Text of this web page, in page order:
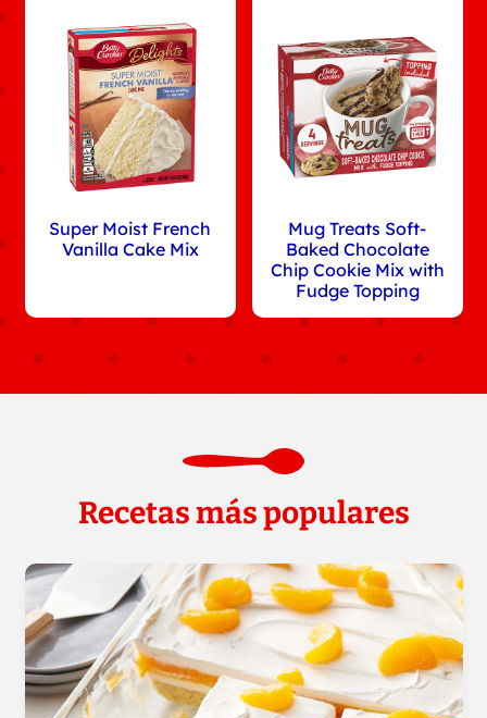
Super Moist French
Vanilla Cake Mix
Mug Treats Soft-
Baked Chocolate
Chip Cookie Mix with
Fudge Topping
Recetas más populares